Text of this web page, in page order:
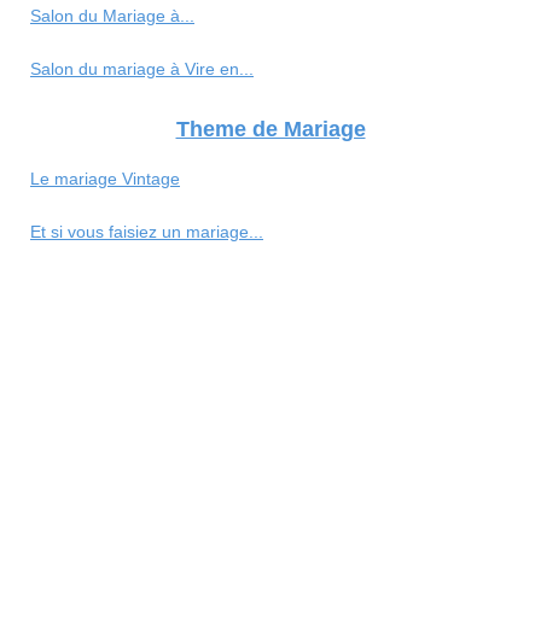
Salon du Mariage à...
Salon du mariage à Vire en...
Theme de Mariage
Le mariage Vintage
Et si vous faisiez un mariage...